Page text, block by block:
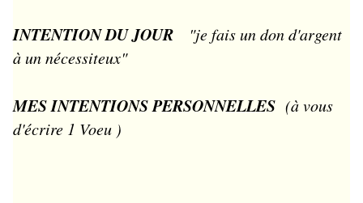
INTENTION DU JOUR
"je fais un don d'argent
à un nécessiteux"
MES INTENTIONS PERSONNELLES (à vous
d'écrire 1 Voeu )